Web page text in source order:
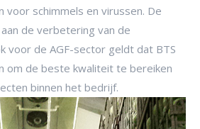
voor schimmels en virussen. De
de verbetering van de
voor de AGF-sector geldt dat BTS
om de beste kwaliteit te bereiken
binnen het bedrijf.